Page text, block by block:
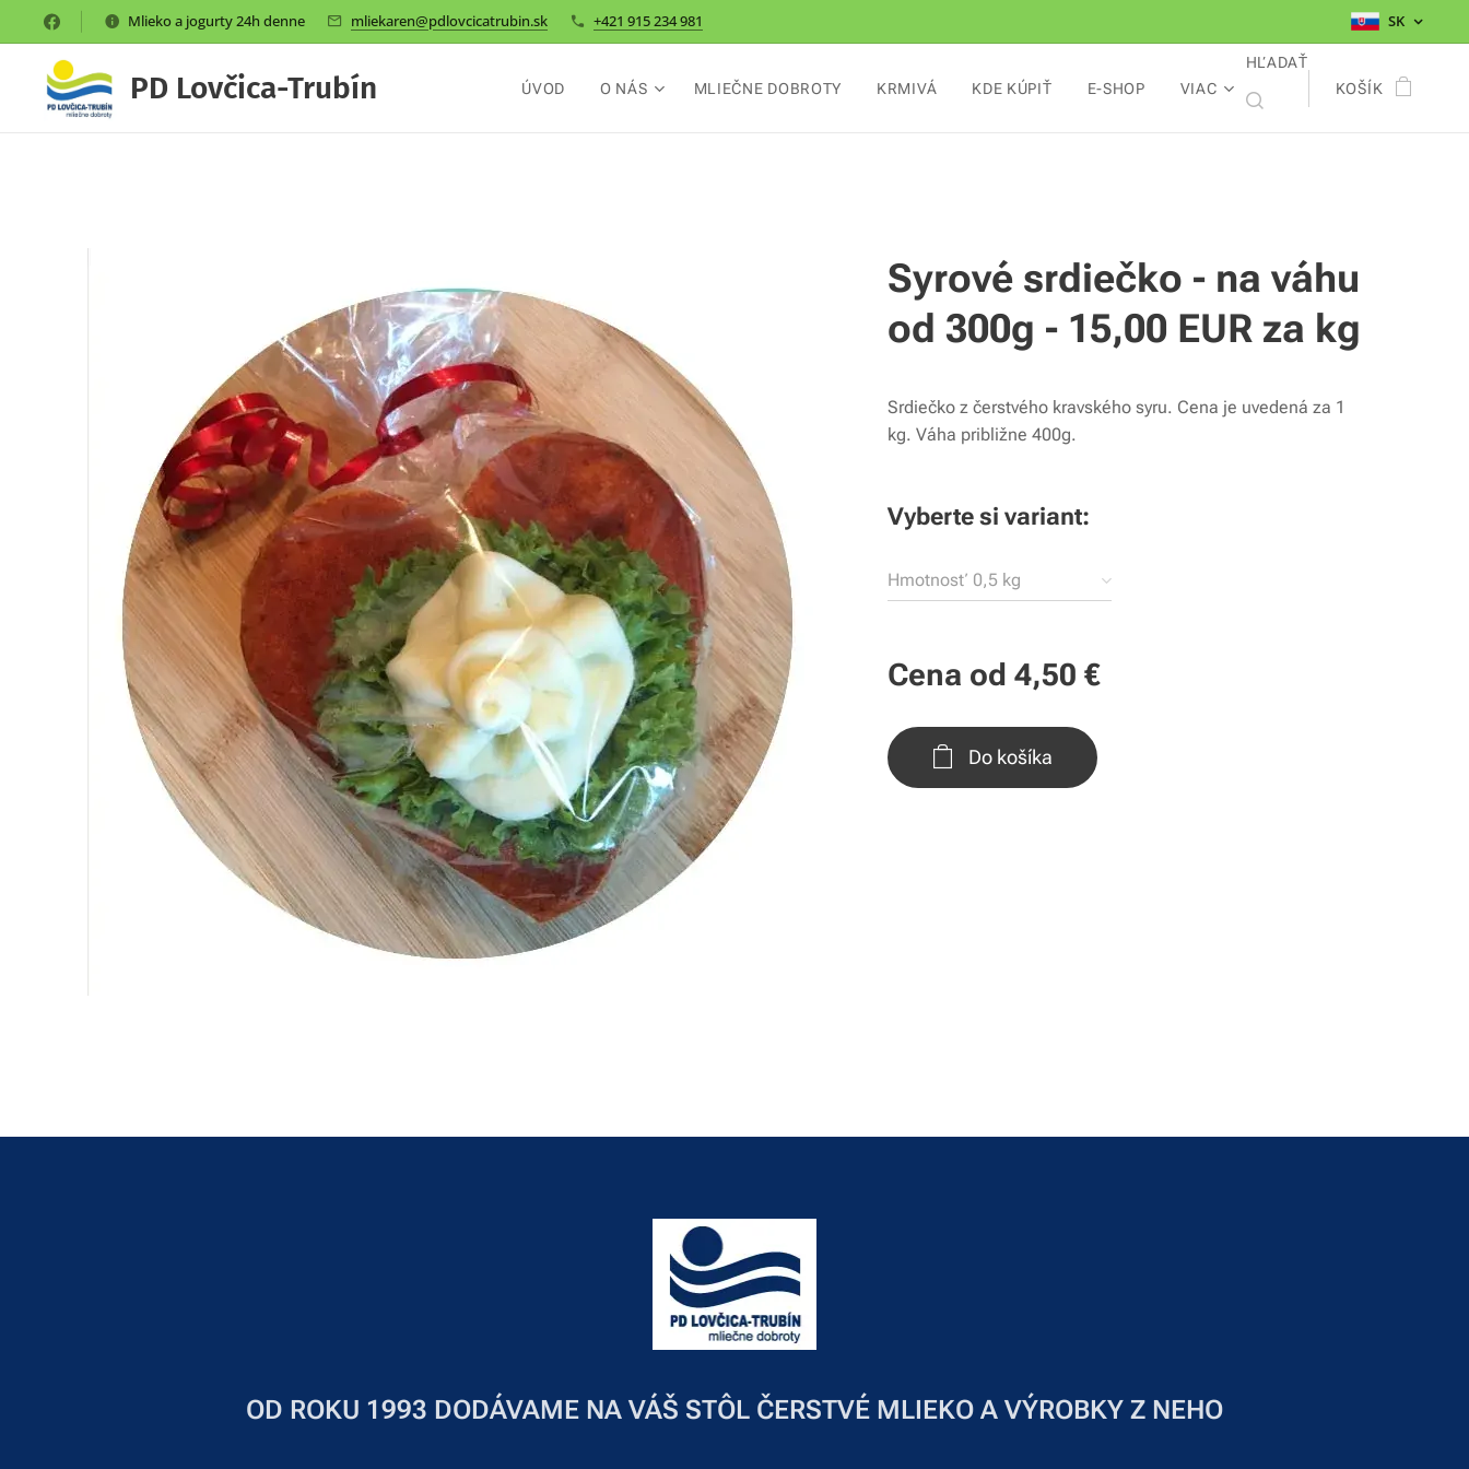
Mlieko a jogurty 24h denne mliekaren@pdlovcicatrubin.sk +421 915 234 981 SK
PD Lovčica-Trubín ÚVOD O NÁS MLIEČNE DOBROTY KRMIVÁ KDE KÚPIŤ E-SHOP VIAC
HĽADAŤ
KOŠÍK
Syrové srdiečko - na váhu
od 300g - 15,00 EUR za kg
Srdiečko z čerstvého kravského syru. Cena je uvedená za 1
kg. Váha približne 400g.
Vyberte si variant:
Hmotnosť 0,5 kg
Cena od 4,50 €
Do košíka
OD ROKU 1993 DODÁVAME NA VÁŠ STÔL ČERSTVÉ MLIEKO A VÝROBKY Z NEHO